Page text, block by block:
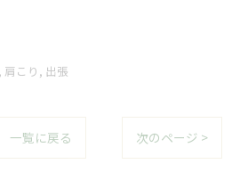
肩こり 出張
一覧に戻る 次のページ >